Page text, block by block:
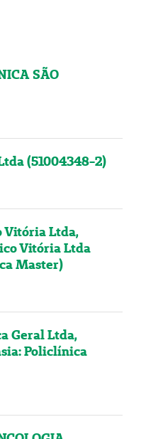
SÃO
(51004348-2)
Vitória Ltda,
Vitória Ltda
Master)
Geral Ltda,
Policlínica